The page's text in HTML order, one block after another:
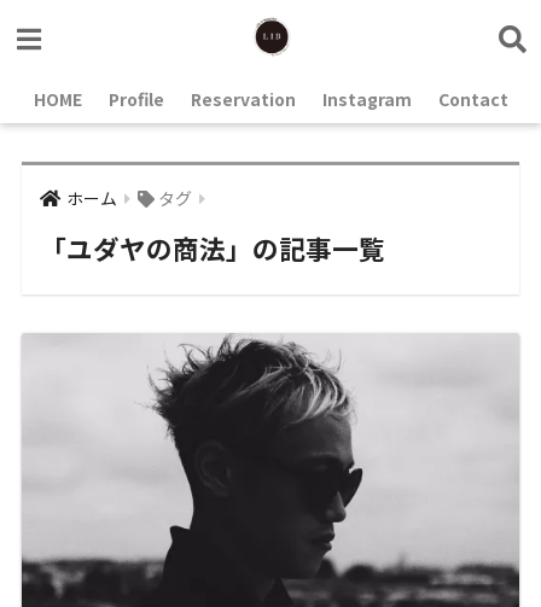
HOME Profile Reservation Instagram Contact
ホーム タグ
「ユダヤの商法」の記事一覧